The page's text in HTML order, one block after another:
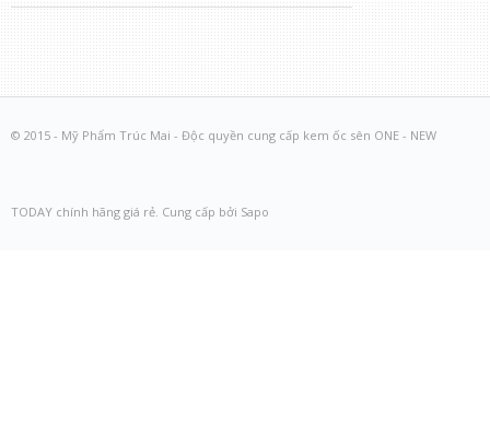
© 2015 - Mỹ Phẩm Trúc Mai - Độc quyền cung cấp kem ốc sên ONE - NEW
TODAY chính hãng giá rẻ. Cung cấp bởi Sapo